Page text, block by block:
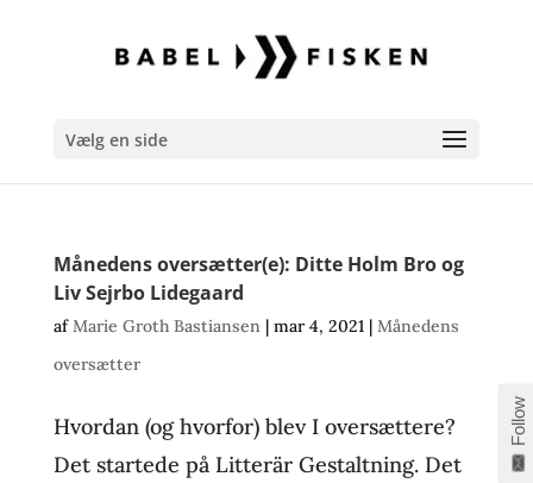
Vælg en side
Månedens oversætter(e): Ditte Holm Bro og
Liv Sejrbo Lidegaard
afMarie Groth Bastiansen| mar 4, 2021| Månedens
oversætter
Hvordan (og hvorfor) blev I oversættere?
Det startede på Litterär Gestaltning. Det
Follow